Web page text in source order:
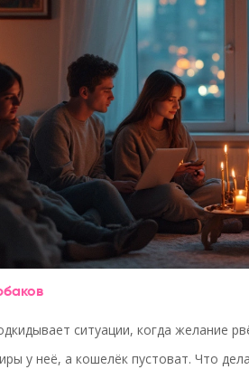
ситуации, когда желание
у неё, а кошелёк пустоват. Что